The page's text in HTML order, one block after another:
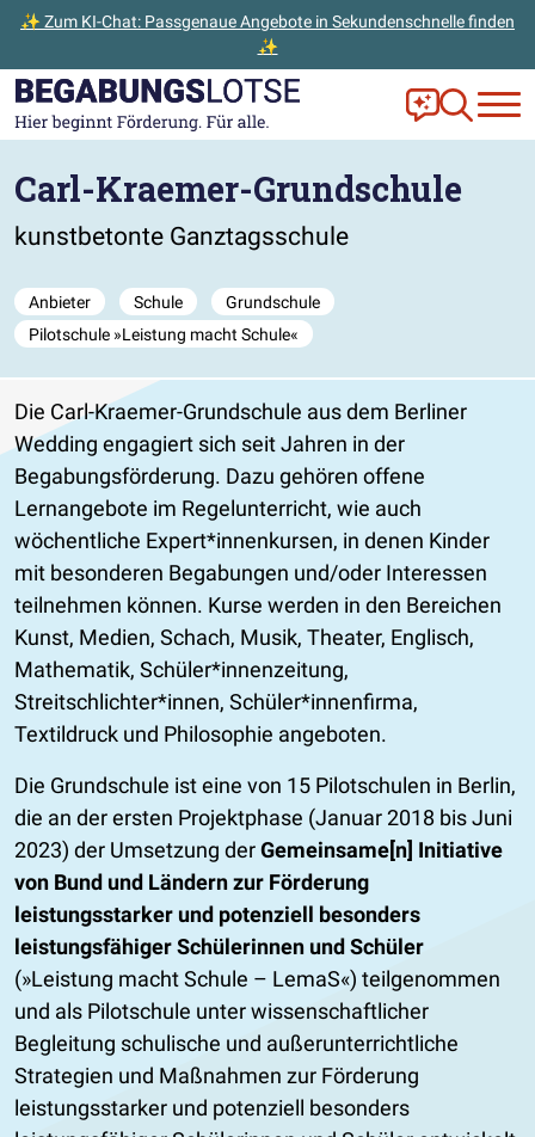
✨ Zum KI-Chat: Passgenaue Angebote in Sekundenschnelle finden
✨
Zum Hauptinhalt der Seite springen
Zur Startseite gehen Frag Ella!
Zur
Carl-Kraemer-Grundschule
kunstbetonte Ganztagsschule
Anbieter Schule
Grundschule
Pilotschule »Leistung macht Schule«
Die Carl-Kraemer-Grundschule aus dem Berliner
Wedding engagiert sich seit Jahren in der
Begabungsförderung. Dazu gehören offene
Lernangebote im Regelunterricht, wie auch
wöchentliche Expert*innenkursen, in denen Kinder
mit besonderen Begabungen und/oder Interessen
teilnehmen können. Kurse werden in den Bereichen
Kunst, Medien, Schach, Musik, Theater, Englisch,
Mathematik, Schüler*innenzeitung,
Streitschlichter*innen, Schüler*innenfirma,
Textildruck und Philosophie angeboten.
Die Grundschule ist eine von 15 Pilotschulen in Berlin,
die an der ersten Projektphase (Januar 2018 bis Juni
2023) der Umsetzung derGemeinsame[n] Initiative
von Bund und Ländern zur Förderung
leistungsstarker und potenziell besonders
leistungsfähiger Schülerinnen und Schüler
(»Leistung macht Schule – LemaS«) teilgenommen
und als Pilotschule unter wissenschaftlicher
Begleitung schulische und außerunterrichtliche
Strategien und Maßnahmen zur Förderung
leistungsstarker und potenziell besonders